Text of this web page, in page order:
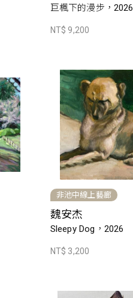
巨楓下的漫步，2026
NT$ 9,200
非池中線上藝廊
魏安杰
Sleepy Dog，2026
NT$ 3,200